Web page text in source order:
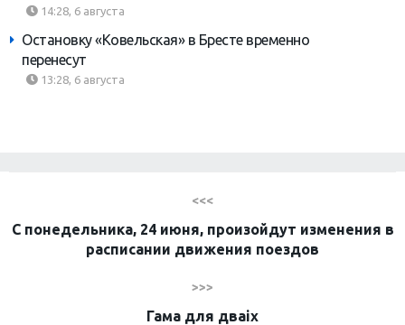
14:28, 6 августа
Остановку «Ковельская» в Бресте временно
перенесут
13:28, 6 августа
<<<
С понедельника, 24 июня, произойдут изменения в
расписании движения поездов
>>>
Гама для дваіх